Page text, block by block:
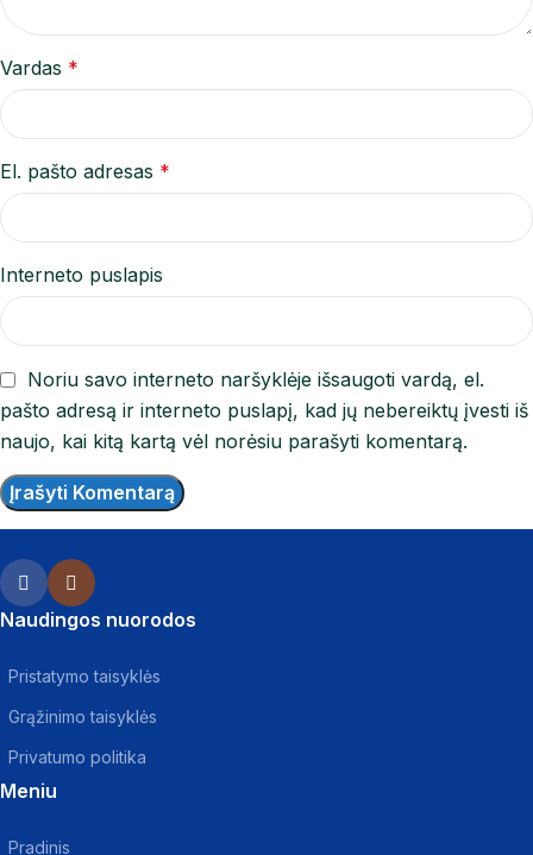
Vardas *
El. pašto adresas *
Interneto puslapis
Noriu savo interneto naršyklėje išsaugoti vardą, el.
pašto adresą ir interneto puslapį, kad jų nebereiktų įvesti iš
naujo, kai kitą kartą vėl norėsiu parašyti komentarą.
Naudingos nuorodos
Pristatymo taisyklės
Grąžinimo taisyklės
Privatumo politika
Meniu
Pradinis